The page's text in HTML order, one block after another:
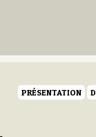
PRÉSENTATION